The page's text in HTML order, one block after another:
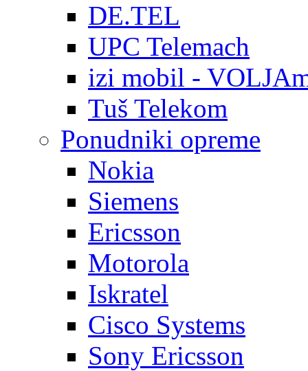
DE.TEL
UPC Telemach
izi mobil -
Tuš Telekom
Ponudniki opreme
Nokia
Siemens
Ericsson
Motorola
Iskratel
Cisco Systems
Sony Ericsson